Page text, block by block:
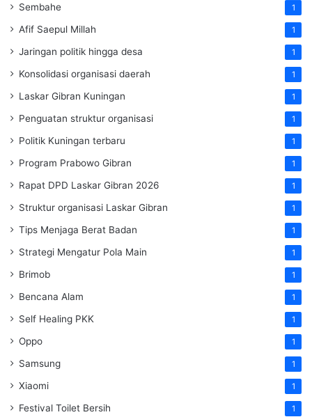
Sembahe 1
Afif Saepul Millah 1
Jaringan politik hingga desa 1
Konsolidasi organisasi daerah 1
Laskar Gibran Kuningan 1
Penguatan struktur organisasi 1
Politik Kuningan terbaru 1
Program Prabowo Gibran 1
Rapat DPD Laskar Gibran 2026 1
Struktur organisasi Laskar Gibran 1
Tips Menjaga Berat Badan 1
Strategi Mengatur Pola Main 1
Brimob 1
Bencana Alam 1
Self Healing PKK 1
Oppo 1
Samsung 1
Xiaomi 1
Festival Toilet Bersih 1